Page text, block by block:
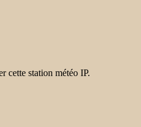
cette station météo IP.